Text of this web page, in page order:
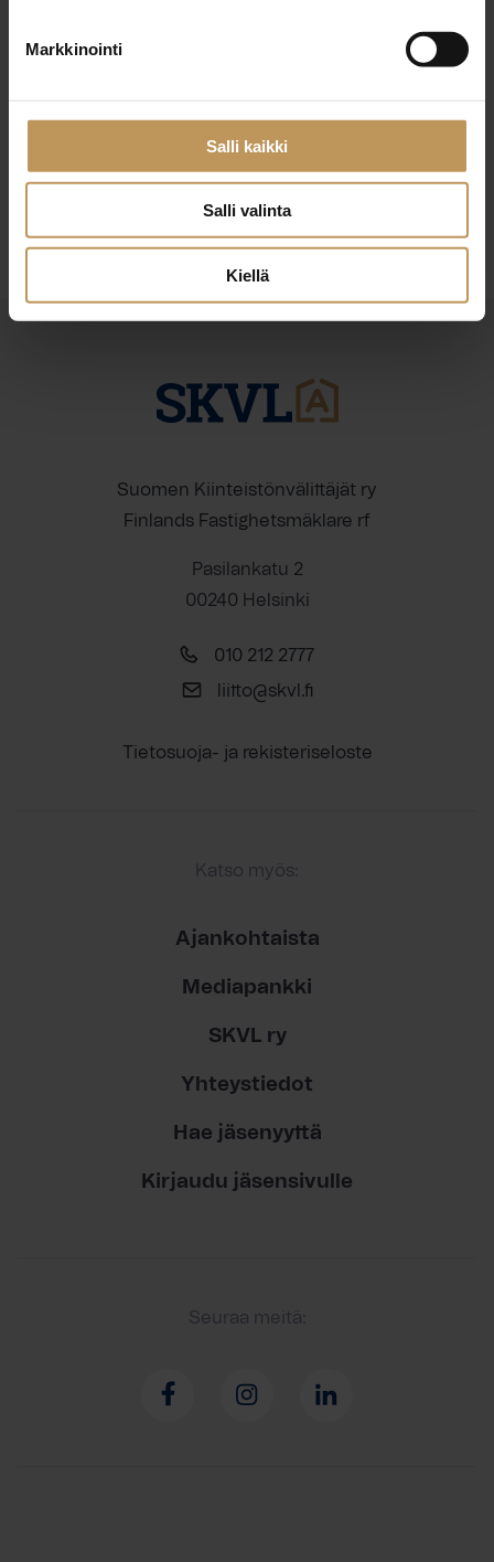
Markkinointi
Salli kaikki
Salli valinta
Kiellä
Niina Eskelinen
Lue artikkeli
Suomen Kiinteistönvälittäjät ry
Finlands Fastighetsmäklare rf
Pasilankatu 2
00240 Helsinki
010 212 2777
liitto@skvl.fi
Tietosuoja- ja rekisteriseloste
Katso myös:
Ajankohtaista
Mediapankki
SKVL ry
Yhteystiedot
Hae jäsenyyttä
Kirjaudu jäsensivulle
Seuraa meitä: